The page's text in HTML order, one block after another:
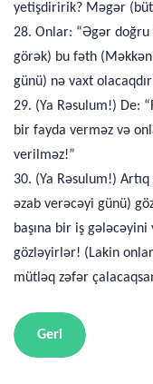
yetişdiririk? Məgər
28. Onlar: “Əgər doğru
görək) bu fəth
günü) nə vaxt
29. (Ya Rəsulum!) De:
bir fayda verməz və
verilməz!”
30. (Ya Rəsulum!)
əzab verəcəyi günü)
başına bir iş gələcəyini
gözləyirlər! (Lakin
mütləq zəfər
Geri